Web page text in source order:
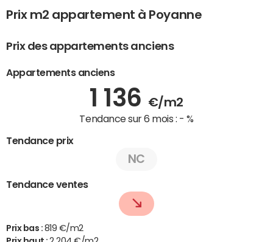
Prix m2 appartement à Poyanne
Prix des appartements anciens
Appartements anciens
1 136 €/m2
Tendance sur 6 mois : - %
Tendance prix
NC
Tendance ventes
Prix bas : 819 €/m2